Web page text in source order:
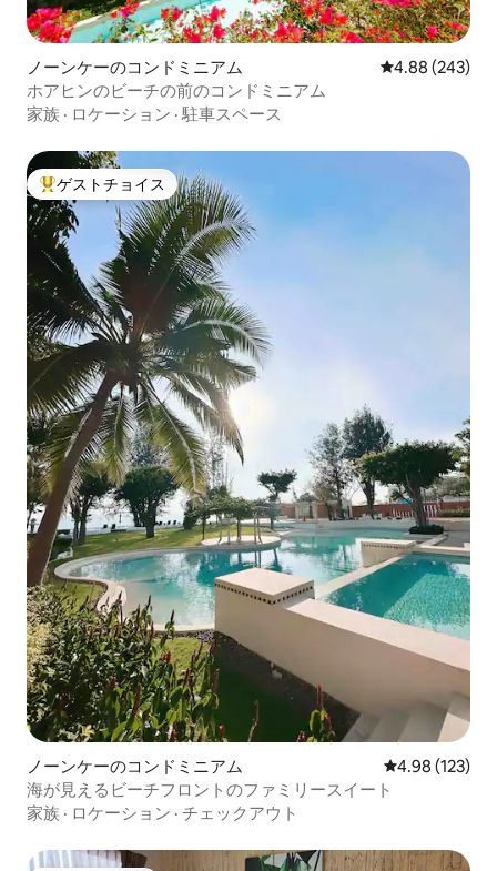
ノーンケーのコンドミニアム レビュー243
4.88 (243)
ホアヒンのビーチの前のコンドミニアム
家族 · ロケーション ·駐車スペース
大好評のゲストチョイスです。
ゲストチョイス
ノーンケーのコンドミニアム レビュー123
4.98 (123)
海が見えるビーチフロントのファミリースイート
家族 · ロケーション · チェックアウト